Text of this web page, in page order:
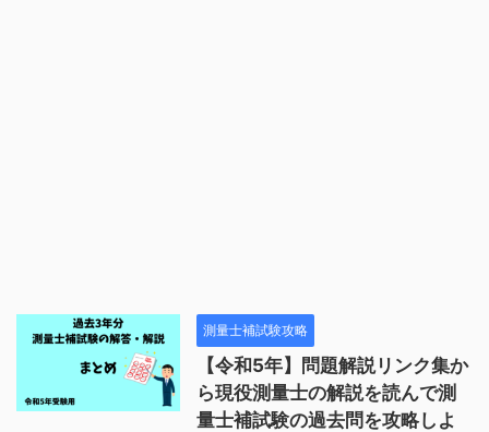
測量士補試験攻略
【令和5年】問題解説リンク集か
ら現役測量士の解説を読んで測
量士補試験の過去問を攻略しよ